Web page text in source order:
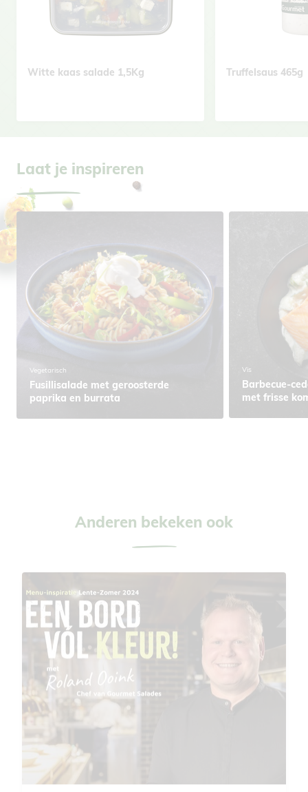
Witte kaas salade 1,5Kg Truffelsaus 465g
Laat je inspireren
Fusillisalade met geroosterde
paprika en burrata
Vegetarisch
Barbecue-
met frisse
Vis
Anderen bekeken ook